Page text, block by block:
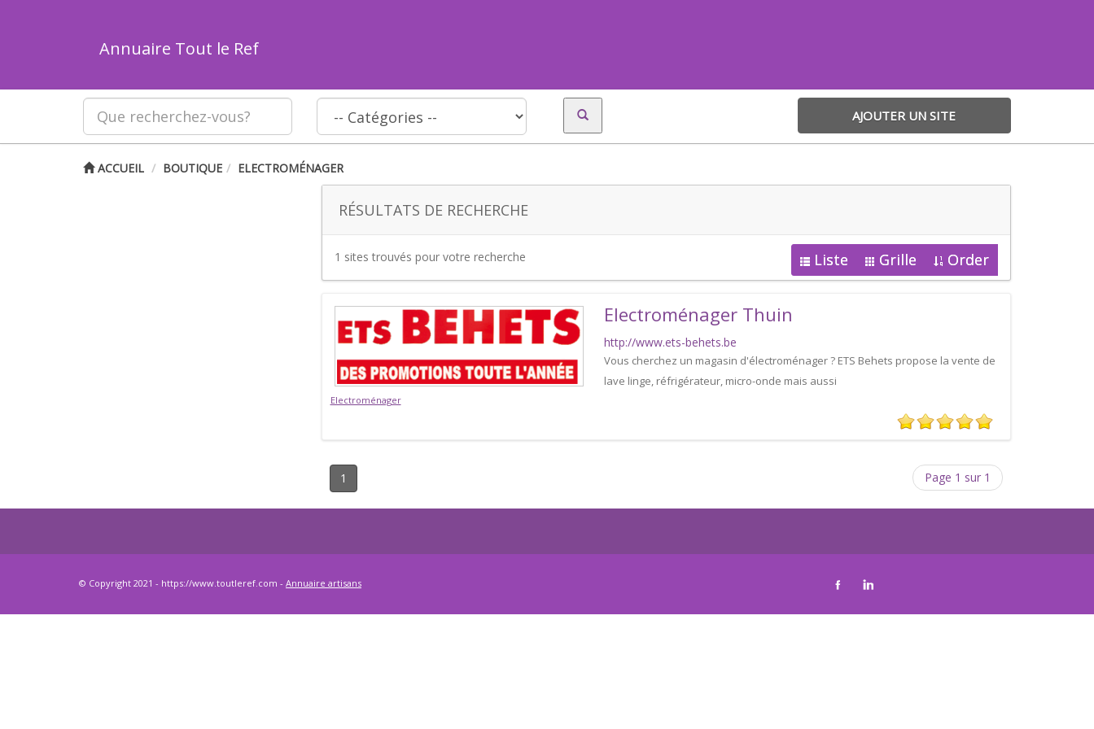
Annuaire Tout le Ref
AJOUTER UN SITE
ACCUEIL BOUTIQUE ELECTROMÉNAGER
RÉSULTATS DE RECHERCHE
1 sites trouvés pour votre recherche Liste Grille Order
Electroménager Thuin
http://www.ets-behets.be
Vous cherchez un magasin d'électroménager ? ETS Behets propose la vente de
lave linge, réfrigérateur, micro-onde mais aussi
Electroménager
1 Page 1 sur 1
© Copyright 2021 - https://www.toutleref.com - Annuaire artisans